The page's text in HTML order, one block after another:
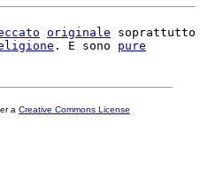
originale soprattutto
. E sono pure
a Creative Commons License